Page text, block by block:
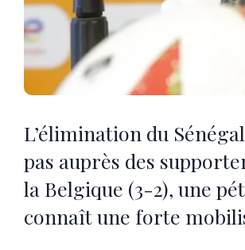
L’élimination du
pas auprès des
la Belgique (3-2), une
connaît une forte